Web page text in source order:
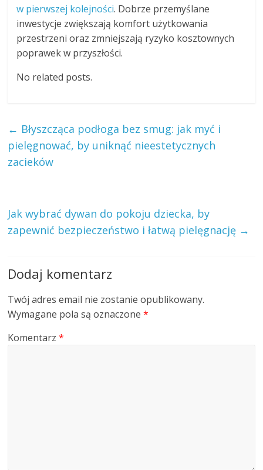
w pierwszej kolejności. Dobrze przemyślane
inwestycje zwiększają komfort użytkowania
przestrzeni oraz zmniejszają ryzyko kosztownych
poprawek w przyszłości.
No related posts.
← Błyszcząca podłoga bez smug: jak myć i
pielęgnować, by uniknąć nieestetycznych
zacieków
Jak wybrać dywan do pokoju dziecka, by
zapewnić bezpieczeństwo i łatwą pielęgnację →
Dodaj komentarz
Twój adres email nie zostanie opublikowany.
Wymagane pola są oznaczone*
Komentarz*